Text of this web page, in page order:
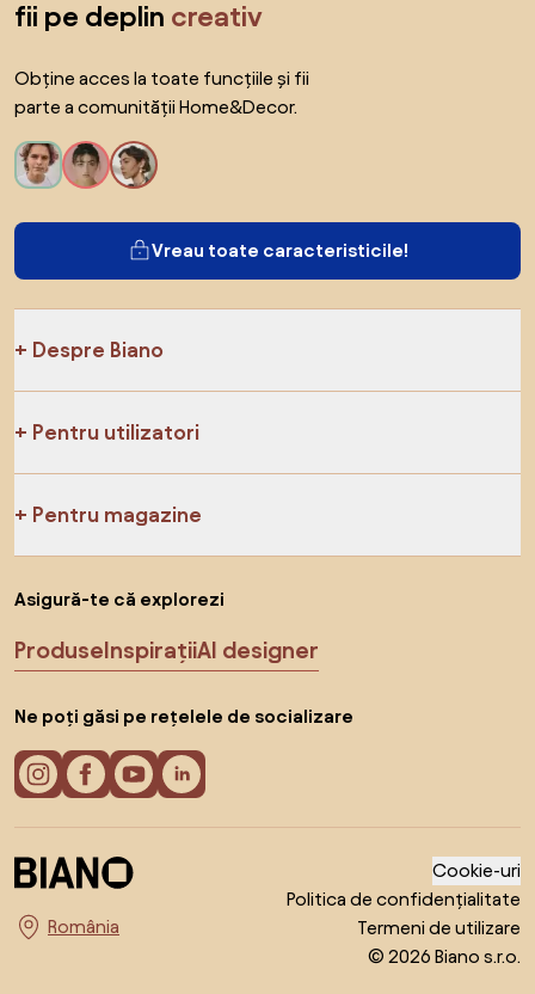
fii pe deplin creativ
Obține acces la toate funcțiile și fii
parte a comunității Home&Decor.
Vreau toate caracteristicile!
Despre Biano
Pentru utilizatori
Pentru magazine
Asigură-te că explorezi
ProduseInspirațiiAI designer
Ne poți găsi pe rețelele de socializare
Alege țara
Cookie-uri
Politica de confidențialitate
Termeni de utilizare
© 2026 Biano s.r.o.